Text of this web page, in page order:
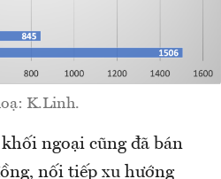
K.Linh.
ngoại cũng đã bán
nối tiếp xu hướng